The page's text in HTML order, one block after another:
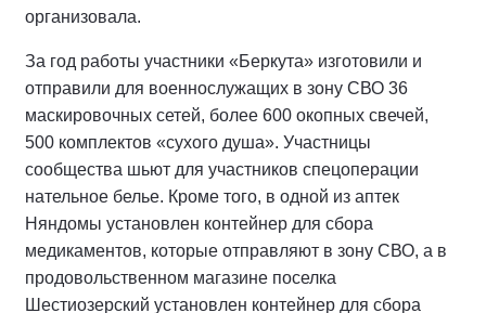
организовала.
За год работы участники «Беркута» изготовили и
отправили для военнослужащих в зону СВО 36
маскировочных сетей, более 600 окопных свечей,
500 комплектов «сухого душа». Участницы
сообщества шьют для участников спецоперации
нательное белье. Кроме того, в одной из аптек
Няндомы установлен контейнер для сбора
медикаментов, которые отправляют в зону СВО, а в
продовольственном магазине поселка
Шестиозерский установлен контейнер для сбора